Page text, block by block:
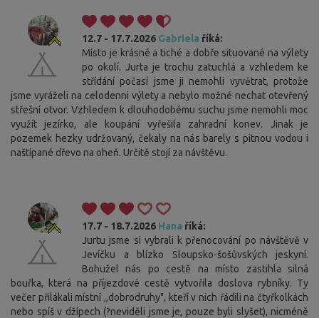
12.7 - 17.7.2026 Gabriela říká:
Místo je krásné a tiché a dobře situované na výlety
po okolí. Jurta je trochu zatuchlá a vzhledem ke
střídání počasí jsme ji nemohli vyvětrat, protože
jsme vyráželi na celodenni výlety a nebylo možné nechat otevřený
střešní otvor. Vzhledem k dlouhodobému suchu jsme nemohli moc
využít jezírko, ale koupání vyřešila zahradní konev. Jinak je
pozemek hezky udržovaný, čekaly na nás barely s pitnou vodou i
naštípané dřevo na oheň. Určitě stojí za návštěvu.
17.7 - 18.7.2026 Hana říká:
Jurtu jsme si vybrali k přenocování po návštěvě v
Jevíčku a blízko Sloupsko-šošůvských jeskyní.
Bohužel nás po cestě na místo zastihla silná
bouřka, která na příjezdové cestě vytvořila doslova rybníky. Ty
večer přilákali místní ,,dobrodruhy", kteří v nich řádili na čtyřkolkách
nebo spíš v džípech (?neviděli jsme je, pouze byli slyšet), nicméně